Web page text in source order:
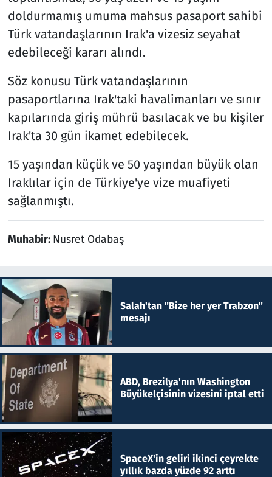
doldurmamış umuma mahsus pasaport sahibi
Türk vatandaşlarının Irak'a vizesiz seyahat
edebileceği kararı alındı.
Söz konusu Türk vatandaşlarının
pasaportlarına Irak'taki havalimanları ve sınır
kapılarında giriş mührü basılacak ve bu kişiler
Irak'ta 30 gün ikamet edebilecek.
15 yaşından küçük ve 50 yaşından büyük olan
Iraklılar için de Türkiye'ye vize muafiyeti
sağlanmıştı.
Muhabir: Nusret Odabaş
Salah'tan "Bize her yer Trabzon"
mesajı
ABD, Brezilya'nın Washington
Büyükelçisinin vizesini iptal etti
SpaceX'in geliri ikinci çeyrekte
yıllık bazda yüzde 92 arttı
Spor
Teknoloji ve Bilim
Televizyon